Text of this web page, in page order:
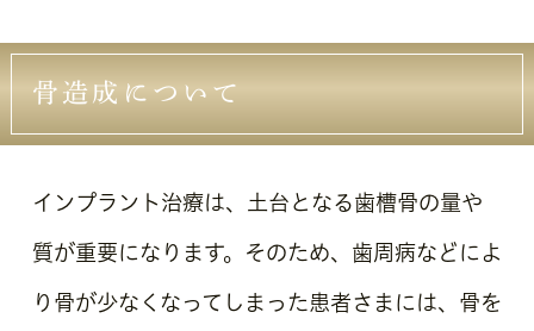
骨造成について
インプラント治療は、土台となる歯槽骨の量や
質が重要になります。そのため、歯周病などによ
り骨が少なくなってしまった患者さまには、骨を